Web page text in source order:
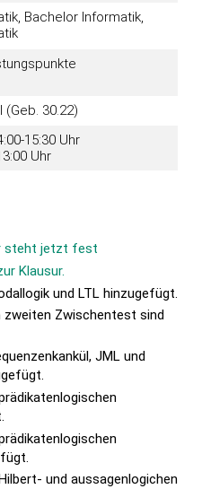
Bachelor Informatik,
(Geb. 30.22)
15:30 Uhr
Uhr
steht jetzt fest
Klausur.
und LTL hinzugefügt.
zweiten Zwischentest sind
JML und
und aussagenlogichen